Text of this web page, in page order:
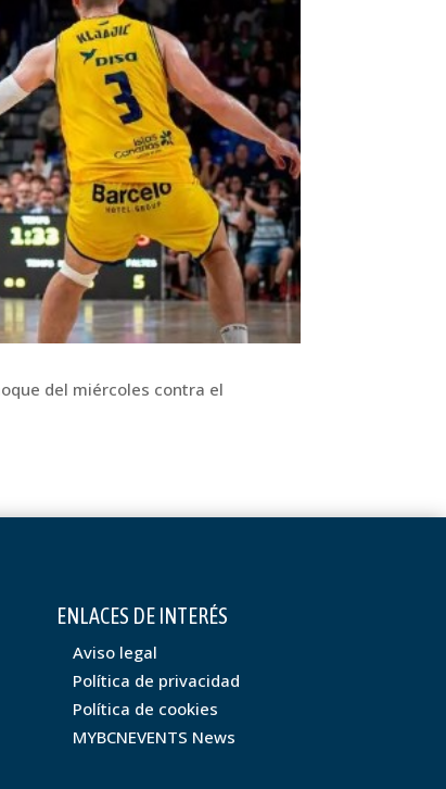
del miércoles contra el
ENLACES DE INTERÉS
Aviso legal
Política de privacidad
Política de cookies
MYBCNEVENTS News